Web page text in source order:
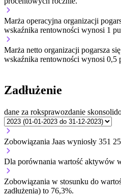
Marża operacyjna organizacji
wskaźnika rentowności wynosi 1
Marża netto organizacji pogarsza
wskaźnika rentowności wynosi 0,5
Zadłużenie
dane za roksprawozdanie
Zobowiązania Jaas wyniosły 351
Dla porównania wartość aktywów
Zobowiązania w stosunku do
zadłużenia) to 76,3%.